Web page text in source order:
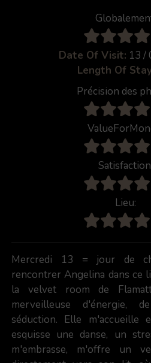
Date Of Visit: 13 /
Length Of
Précision des
Lieu:
Mercredi 13 = jour de
rencontrer Angelina dans ce
la velvet room de
merveilleuse d'énergie,
séduction. Elle m'accueille
esquisse une danse, un
m'embrasse, m'offre un